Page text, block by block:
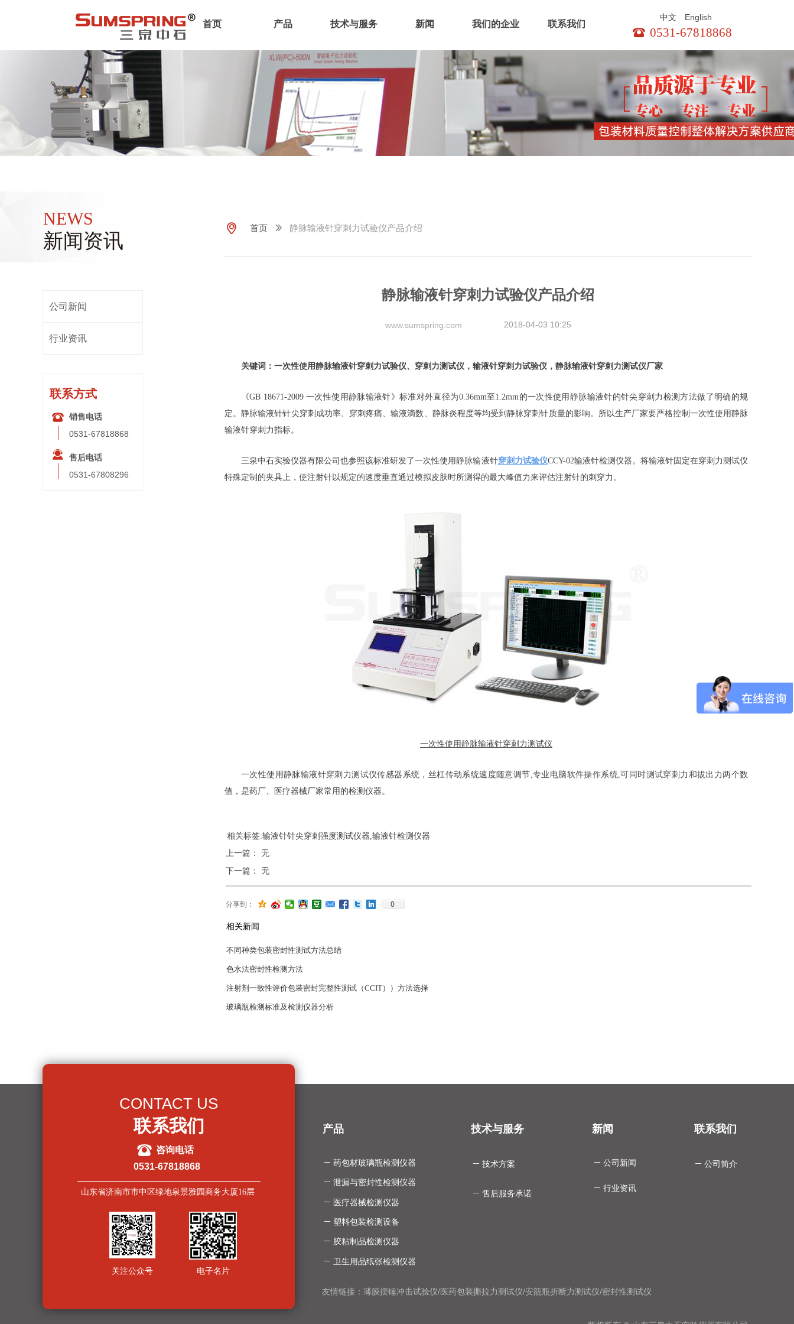
뀰 0531-67818868
中文 English
首页 产品 技术与服务 新闻 我们的企业 联系我们
ꀷ 首页 ꅀ 静脉输液针穿刺力试验仪产品介绍
静脉输液针穿刺力试验仪产品介绍
关键词：一次性使用静脉输液针穿刺力试验仪、穿刺力测试仪，输液针穿刺力试验仪，静脉输液针穿刺力测试仪厂家
《GB 18671-2009 一次性使用静脉输液针》标准对外直径为0.36mm至1.2mm的一次性使用静脉输液针的针尖穿刺力检测方法做了明确的规
定。静脉输液针针尖穿刺成功率、穿刺疼痛、输液滴数、静脉炎程度等均受到静脉穿刺针质量的影响。所以生产厂家要严格控制一次性使用静脉
输液针穿刺力指标。
三泉中石实验仪器有限公司也参照该标准研发了一次性使用静脉输液针穿刺力试验仪CCY-02输液针检测仪器。将输液针固定在穿刺力测试仪
特殊定制的夹具上，使注射针以规定的速度垂直通过模拟皮肤时所测得的最大峰值力来评估注射针的刺穿力。
一次性使用静脉输液针穿刺力测试仪
一次性使用静脉输液针穿刺力测试仪传感器系统，丝杠传动系统速度随意调节,专业电脑软件操作系统,可同时测试穿刺力和拔出力两个数
值，是药厂、医疗器械厂家常用的检测仪器。
相关标签:输液针针尖穿刺强度测试仪器,输液针检测仪器
不同种类包装密封性测试方法总结
色水法密封性检测方法
注射剂一致性评价包装密封完整性测试（CCIT））方法选择
玻璃瓶检测标准及检测仪器分析
瓶身不圆度检测方法及计算公式
带您了解《9650 无菌药品包装系统密封性指导原则》
电池隔膜穿刺力穿刺强度检测方法
XLW(PC)-500N型智能电子拉力试验机检测项目解析
玻璃容器内应力检测方法介绍
药包材红外、密度、气体透过量、水蒸汽透过量等8个标准草案公示
解析玻璃瓶破碎的原因及解决方案
锂电池隔膜物理性能检测项目及检测方法介绍
药品包装密封完整性验证方法概述
拉力试验机0.5级、1级表示什么？
玻璃瓶密封性测试方法介绍
大输液软袋密封检漏用真空衰减法or高压放电法?
药品包装系统密封性研究指导原则密封性检测方法探讨
解析笔试注射器检测项目及注射器测试仪
《中国药典分析检测技术指南》隆重问世
相关新闻
分享到： 0
下一篇： 无
上一篇： 无
www.sumspring.com 2018-04-03 10:25
NEWS
新闻资讯
公司新闻
行业资讯
联系方式
销售电话
0531-67818868
售后电话
0531-67808296
뀰
끤
联系我们
新闻
产品 技术与服务
ꄵ 公司简介
ꄵ 公司新闻
ꄵ 行业资讯
ꄵ 技术方案
ꄵ 售后服务承诺
关注公众号 电子名片
联系我们
CONTACT US
0531-67818868
뀰 咨询电话
山东省济南市市中区绿地泉景雅园商务大厦16层
友情链接： 薄膜摆锤冲击试验仪/医药包装撕拉力测试仪/安瓿瓶折断力测试仪/密封性测试仪
ꄵ 药包材玻璃瓶检测仪器
ꄵ 泄漏与密封性检测仪器
ꄵ 医疗器械检测仪器
ꄵ 塑料包装检测设备
ꄵ 胶粘制品检测仪器
ꄵ 卫生用品纸张检测仪器